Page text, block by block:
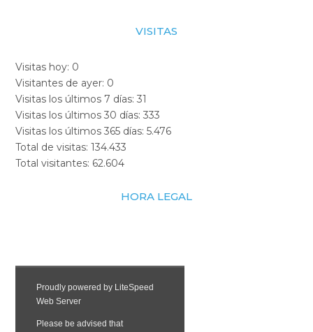
VISITAS
Visitas hoy: 0
Visitantes de ayer: 0
Visitas los últimos 7 días:31
Visitas los últimos 30 días:333
Visitas los últimos 365 días:5.476
Total de visitas:134.433
Total visitantes: 62.604
HORA LEGAL